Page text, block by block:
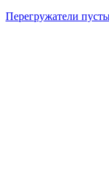
Перегружатели